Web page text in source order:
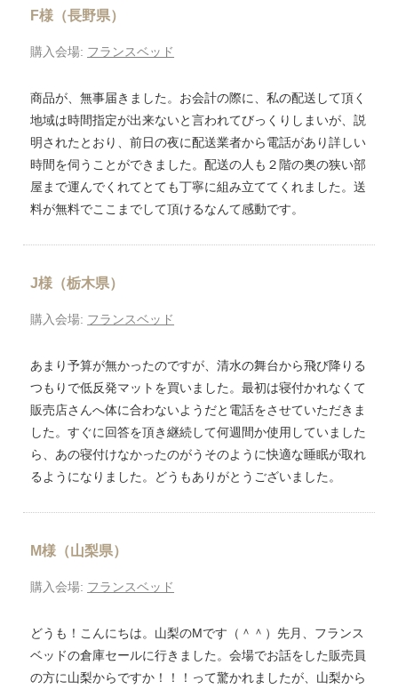
F様（長野県）
購入会場: フランスベッド
商品が、無事届きました。お会計の際に、私の配送して頂く
地域は時間指定が出来ないと言われてびっくりしまいが、説
明されたとおり、前日の夜に配送業者から電話があり詳しい
時間を伺うことができました。配送の人も２階の奥の狭い部
屋まで運んでくれてとても丁寧に組み立ててくれました。送
料が無料でここまでして頂けるなんて感動です。
J様（栃木県）
購入会場: フランスベッド
あまり予算が無かったのですが、清水の舞台から飛び降りる
つもりで低反発マットを買いました。最初は寝付かれなくて
販売店さんへ体に合わないようだと電話をさせていただきま
した。すぐに回答を頂き継続して何週間か使用していました
ら、あの寝付けなかったのがうそのように快適な睡眠が取れ
るようになりました。どうもありがとうございました。
M様（山梨県）
購入会場: フランスベッド
どうも！こんにちは。山梨のMです（＾＾）先月、フランス
ベッドの倉庫セールに行きました。会場でお話をした販売員
の方に山梨からですか！！！って驚かれましたが、山梨から